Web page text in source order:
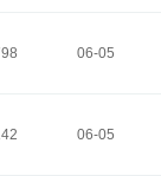
06-05
06-05